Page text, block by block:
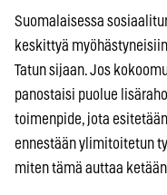
Suomalaisessa
keskittyä
Tatun sijaan. Jos
panostaisi puolue
toimenpide, jota
ennestään ylimitoitetun
miten tämä auttaa